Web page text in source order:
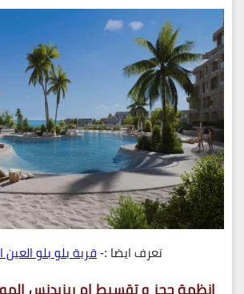
تعرف ايضا :-قرية بلو بلو